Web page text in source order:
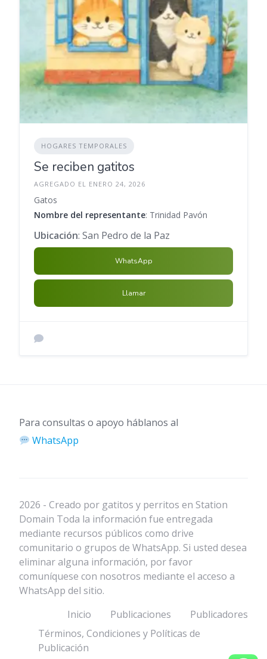
HOGARES TEMPORALES
Se reciben gatitos
AGREGADO EL ENERO 24, 2026
Gatos
Nombre del representante: Trinidad Pavón
Ubicación: San Pedro de la Paz
WhatsApp
Llamar
Para consultas o apoyo háblanos al
WhatsApp
2026 - Creado por gatitos y perritos en Station
Domain Toda la información fue entregada
mediante recursos públicos como drive
comunitario o grupos de WhatsApp. Si usted desea
eliminar alguna información, por favor
comuníquese con nosotros mediante el acceso a
WhatsApp del sitio.
Inicio
Publicaciones
Publicadores
Términos, Condiciones y Políticas de
Publicación